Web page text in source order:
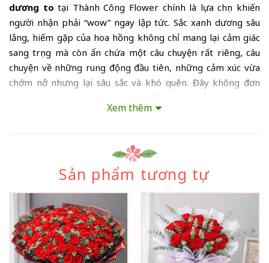
dương to tại Thành Công Flower chính là lựa chọn khiến
người nhận phải “wow” ngay lập tức. Sắc xanh dương sâu
lắng, hiếm gặp của hoa hồng không chỉ mang lại cảm giác
sang trọng mà còn ẩn chứa một câu chuyện rất riêng, câu
chuyện về những rung động đầu tiên, những cảm xúc vừa
chớm nở nhưng lại sâu sắc và khó quên. Đây không đơn
thuần là một bó hoa, mà là một “bản tình ca đầu tiên” được
gói ghém bằng sự tinh tế và cảm xúc chân thành.
điều kỳ diệu, của những điều tưởng chừng không thể
nhưng lại trở thành hiện thực khi có đủ yêu thương và chân
thành. Chính vì vậy, khi bạn chọn tặng bó hoa này, cũng
đồng nghĩa với việc bạn đang gửi đi một thông điệp rất đặc
biệt: “Em là điều đặc biệt nhất mà anh từng gặp”. Tại Thành
Công Flower, bó hoa được thiết kế theo form tròn lớn, sử
dụng số lượng hoa dày dặn để tạo hiệu ứng đầy đặn, kết
hợp cùng lớp giấy gói trắng mềm mại như mây, giúp tôn
Xem thêm
Sản phẩm tương tự